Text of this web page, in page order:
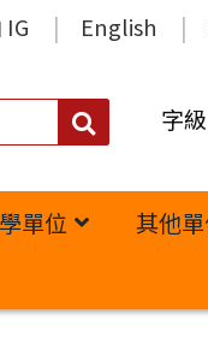
IG English
搜
字級
單位 其他